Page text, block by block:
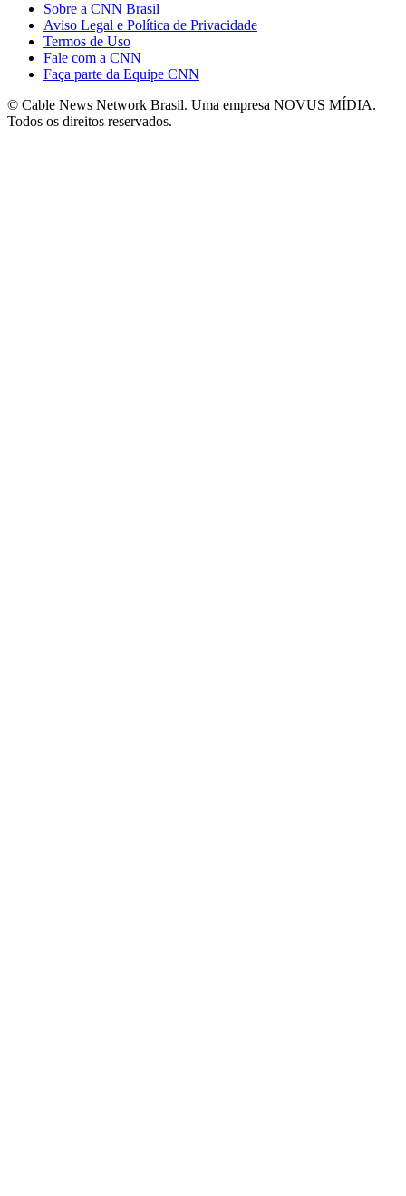
Sobre a CNN Brasil
Aviso Legal e Política de Privacidade
Termos de Uso
Fale com a CNN
Faça parte da Equipe CNN
© Cable News Network Brasil. Uma empresa NOVUS MÍDIA.
Todos os direitos reservados.